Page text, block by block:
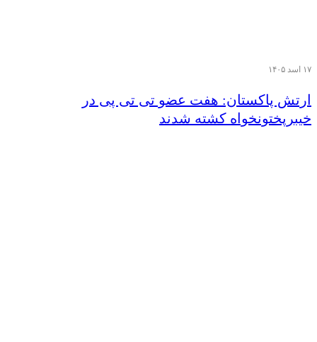
۱۷ اسد ۱۴۰۵
ارتش پاکستان: هفت عضو تی تی پی در
خیبرپختونخواه کشته شدند